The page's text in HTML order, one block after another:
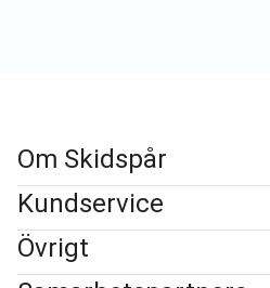
Om Skidspår
Kundservice
Övrigt